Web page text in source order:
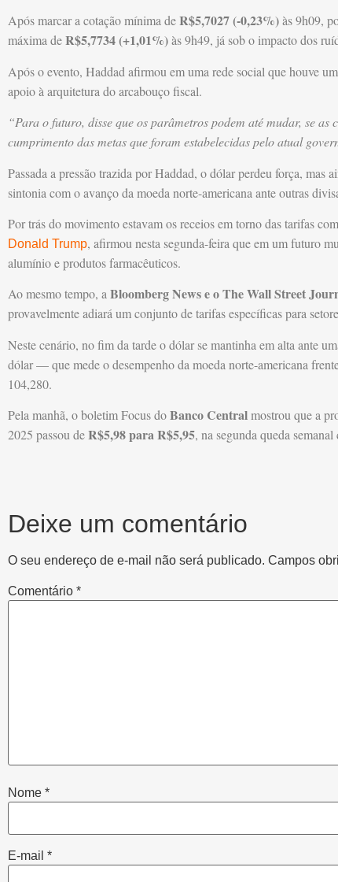
Após marcar a cotação mínima deR$5,7027 (-0,23%)às 9h09,
máxima deR$5,7734 (+1,01%)às 9h49, já sob o impacto dos
Após o evento, Haddad afirmou em uma rede social que houve
apoio à arquitetura do arcabouço fiscal.
“Para o futuro, disse que os parâmetros podem até mudar, se
cumprimento das metas que foram estabelecidas pelo atual
Passada a pressão trazida por Haddad, o dólar perdeu força, mas
sintonia com o avanço da moeda norte-americana ante outras
Por trás do movimento estavam os receios em torno das tarifas
Donald Trump, afirmou nesta segunda-feira que em um futuro
alumínio e produtos farmacêuticos.
Ao mesmo tempo, aBloomberg News e o The Wall Street
provavelmente adiará um conjunto de tarifas específicas para
Neste cenário, no fim da tarde o dólar se mantinha em alta ante
dólar — que mede o desempenho da moeda norte-americana
104,280.
Pela manhã, o boletim Focus doBanco Centralmostrou que a
2025 passou deR$5,98 para R$5,95, na segunda queda
Deixe um comentário
O seu endereço de e-mail não será publicado. Campos
Comentário *
Nome *
E-mail *